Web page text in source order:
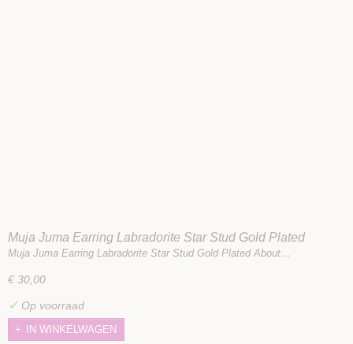
Muja Juma Earring Labradorite Star Stud Gold Plated
Muja Juma Earring Labradorite Star Stud Gold Plated About…
€ 30,00
✓ Op voorraad
IN WINKELWAGEN